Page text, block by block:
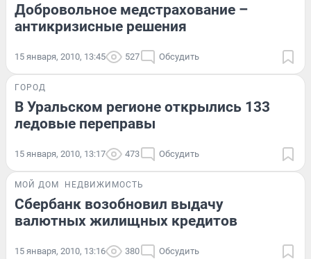
Добровольное медстрахование –
антикризисные решения
15 января, 2010, 13:45 527 Обсудить
ГОРОД
В Уральском регионе открылись 133
ледовые переправы
15 января, 2010, 13:17 473 Обсудить
МОЙ ДОМ НЕДВИЖИМОСТЬ
Сбербанк возобновил выдачу
валютных жилищных кредитов
15 января, 2010, 13:16 380 Обсудить